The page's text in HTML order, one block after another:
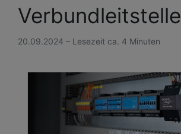
Verbundleitstelle
20.09.2024 – Lesezeit ca. 4 Minuten